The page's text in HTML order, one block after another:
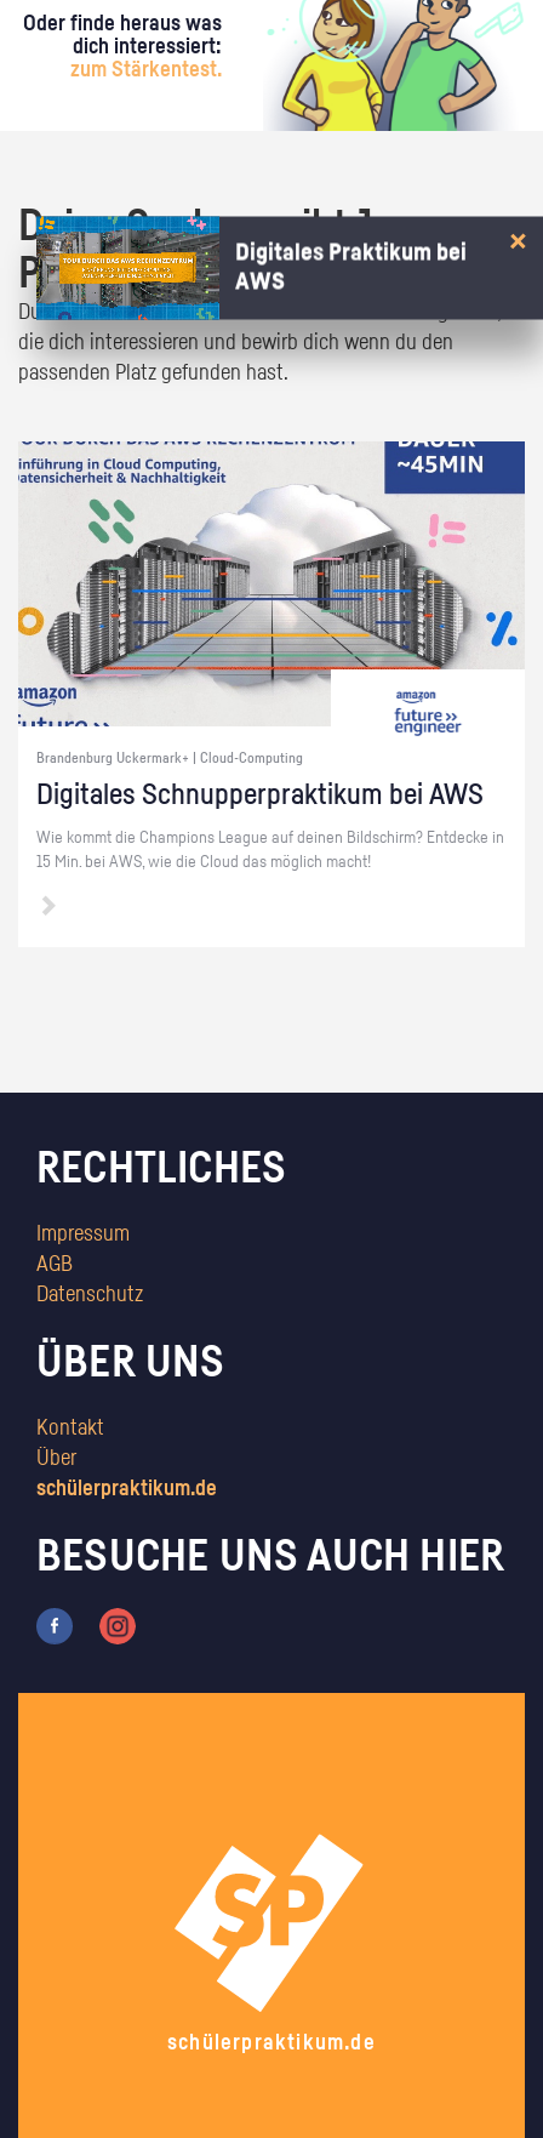
Oder finde heraus was
dich interessiert:
zum Stärkentest.
Deine Suche ergibt 1
Praktikumsangebot!
Du bist fast da! Klick dich durch die Praktikumsangebote,
die dich interessieren und bewirb dich wenn du den
passenden Platz gefunden hast.
Brandenburg Uckermark+ | Cloud-Computing
Di­gi­ta­les Schnup­per­prak­ti­kum bei AWS
Wie kommt die Cham­pi­ons Le­ague auf dei­nen Bild­schirm? Ent­de­cke in
15 Min. bei AWS, wie die Cloud das mög­lich macht!
Digitales Praktikum bei
AWS
RECHTLICHES
Impressum
AGB
Datenschutz
ÜBER UNS
Kontakt
Über
schülerpraktikum.de
BESUCHE UNS AUCH HIER
schülerpraktikum.de